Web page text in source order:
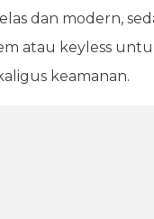
dan modern,
atau keyless
keamanan.